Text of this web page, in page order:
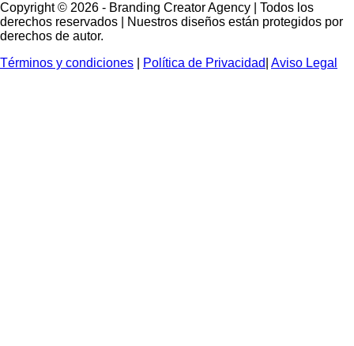
Copyright © 2026 - Branding Creator Agency | Todos los
derechos reservados | Nuestros diseños están protegidos por
derechos de autor.
Términos y condiciones
Política de Privacidad Aviso Legal